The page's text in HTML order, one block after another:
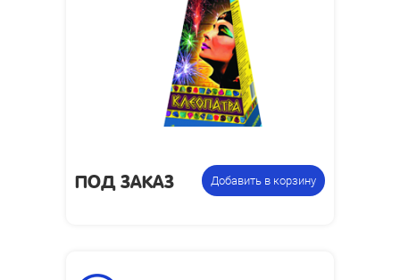
Высота пламени, м:
5
Размеры изделия,
320 х 220
Цена указана за
Фонтан
пиротехнический
ПОД ЗАКАЗ Добавить в корзину